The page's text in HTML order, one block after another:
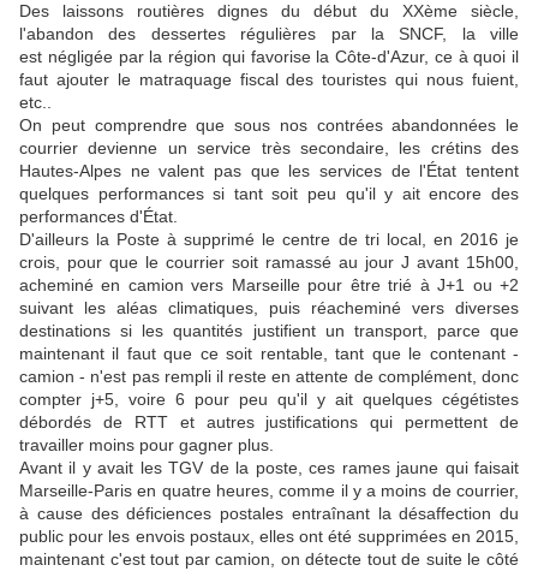
Des laissons routières dignes du début du XXème siècle,
l'abandon des dessertes régulières par la SNCF, la ville
est négligée par la région qui favorise la Côte-d'Azur, ce à quoi il
faut ajouter le matraquage fiscal des touristes qui nous fuient,
etc..
On peut comprendre que sous nos contrées abandonnées le
courrier devienne un service très secondaire, les crétins des
Hautes-Alpes ne valent pas que les services de l'État tentent
quelques performances si tant soit peu qu'il y ait encore des
performances d'État.
D'ailleurs la Poste à supprimé le centre de tri local, en 2016 je
crois, pour que le courrier soit ramassé au jour J avant 15h00,
acheminé en camion vers Marseille pour être trié à J+1 ou +2
suivant les aléas climatiques, puis réacheminé vers diverses
destinations si les quantités justifient un transport, parce que
maintenant il faut que ce soit rentable, tant que le contenant -
camion - n'est pas rempli il reste en attente de complément, donc
compter j+5, voire 6 pour peu qu'il y ait quelques cégétistes
débordés de RTT et autres justifications qui permettent de
travailler moins pour gagner plus.
Avant il y avait les TGV de la poste, ces rames jaune qui faisait
Marseille-Paris en quatre heures, comme il y a moins de courrier,
à cause des déficiences postales entraînant la désaffection du
public pour les envois postaux, elles ont été supprimées en 2015,
maintenant c'est tout par camion, on détecte tout de suite le côté